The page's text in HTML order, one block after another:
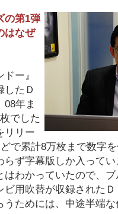
第1弾
はなぜ
ー』
したＤ
08年ま
でした
リリー
で累計8万枚まで数字
らず字幕版しか入って
はわかっていたので、
ビ用吹替が収録された
うためには、中途半端